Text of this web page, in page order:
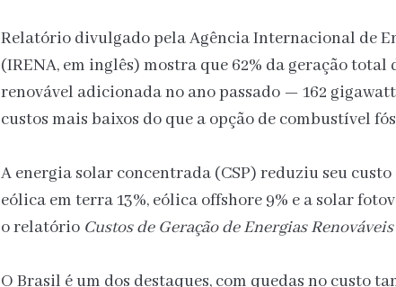
Relatório divulgado pela Agência Internacional de
(IRENA, em inglês) mostra que 62% da geração total
renovável adicionada no ano passado — 162
custos mais baixos do que a opção de combustível
A energia solar concentrada (CSP) reduziu seu custo
eólica em terra 13%, eólica offshore 9% e a solar
o relatório Custos de Geração de Energias
O Brasil é um dos destaques, com quedas no custo